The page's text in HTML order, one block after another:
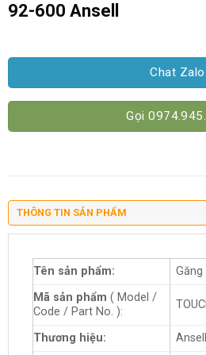
92-600 Ansell
Chat Zalo
Gọi
THÔNG TIN SẢN PHẨM
Tên sản phẩm:
Mã sản phẩm ( Model /
Code / Part No. ):
Thương hiệu:
Ansell